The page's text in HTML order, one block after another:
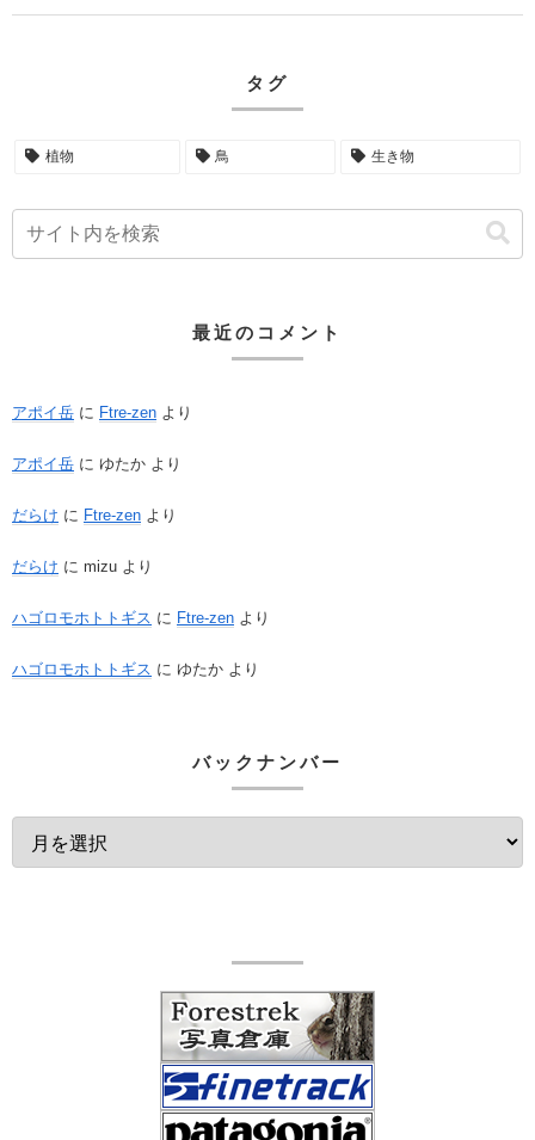
タグ
植物 鳥 生き物
最近のコメント
アポイ岳 に Ftre-zen より
アポイ岳 に ゆたか より
だらけ に Ftre-zen より
だらけ に mizu より
ハゴロモホトトギス に Ftre-zen より
ハゴロモホトトギス に ゆたか より
バックナンバー